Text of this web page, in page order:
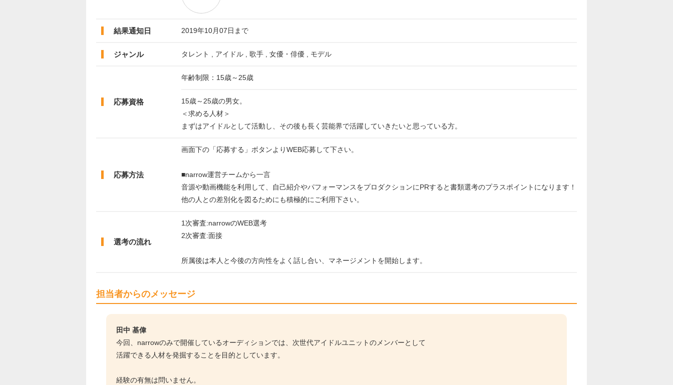
結果通知日 2019年10月07日まで
ジャンル タレント , アイドル , 歌手 , 女優・俳優 , モデル
応募資格
年齢制限：15歳～25歳
15歳～25歳の男女。
＜求める人材＞
まずはアイドルとして活動し、その後も長く芸能界で活躍していきたいと思っている方。
応募方法
画面下の「応募する」ボタンよりWEB応募して下さい。
■narrow運営チームから一言
音源や動画機能を利用して、自己紹介やパフォーマンスをプロダクションにPRすると書類選考のプラスポイントになります！
他の人との差別化を図るためにも積極的にご利用下さい。
選考の流れ
1次審査:narrowのWEB選考
2次審査:面接
所属後は本人と今後の方向性をよく話し合い、マネージメントを開始します。
担当者からのメッセージ
田中 基偉
今回、narrowのみで開催しているオーディションでは、次世代アイドルユニットのメンバーとして
活躍できる人材を発掘することを目的としています。
経験の有無は問いません。